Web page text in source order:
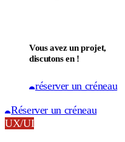
Vous avez un projet,
discutons en !
réserver un créneau
Réserver un créneau
UX/UI